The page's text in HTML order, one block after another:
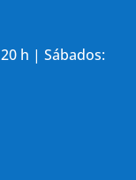
h | Sábados: